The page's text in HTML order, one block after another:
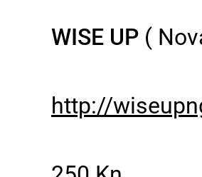
WISE UP (
http://